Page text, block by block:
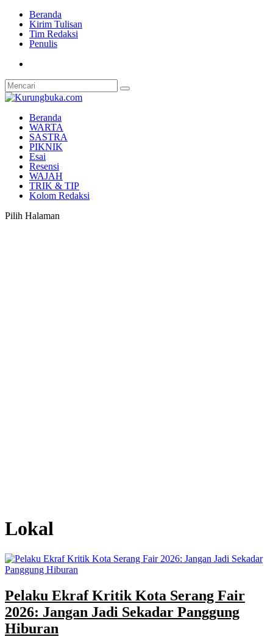
Beranda
Kirim Tulisan
Tim Redaksi
Penulis
Beranda
WARTA
SASTRA
PIKNIK
Esai
Resensi
WAJAH
TRIK & TIP
Kolom Redaksi
Pilih Halaman
Lokal
Pelaku Ekraf Kritik Kota Serang Fair
2026: Jangan Jadi Sekadar Panggung
Hiburan